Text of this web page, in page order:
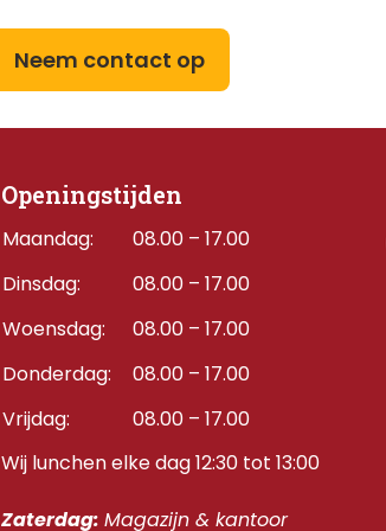
Neem contact op
Openingstijden
Maandag:
08.00 – 17.00
Dinsdag:
08.00 – 17.00
Woensdag:
08.00 – 17.00
Donderdag: 08.00 – 17.00
Vrijdag:
08.00 – 17.00
Wij lunchen elke dag 12:30 tot 13:00
Zaterdag: Magazijn & kantoor